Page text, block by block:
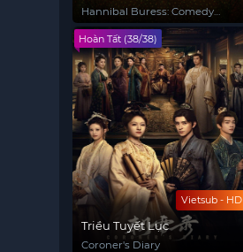
Hannibal Buress: Comedy
Camisado
Vietsub - HD
Hoàn Tất (38/38)
Triều Tuyết Lục
Coroner's Diary